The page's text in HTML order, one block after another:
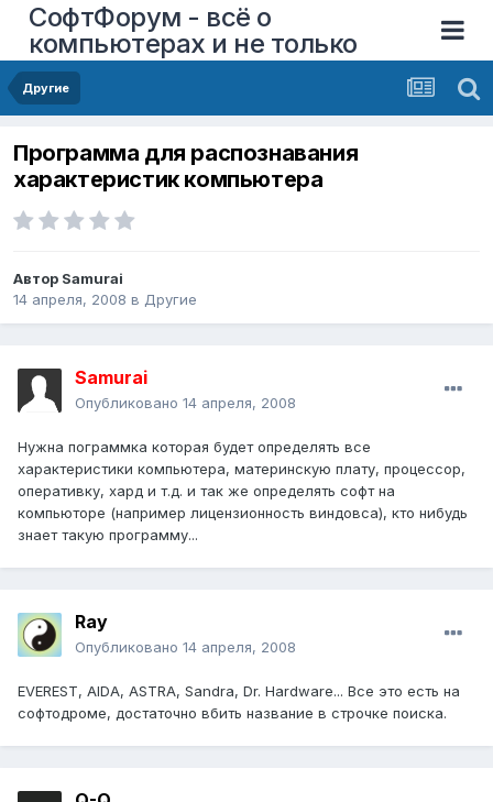
СофтФорум - всё о
компьютерах и не только
Другие
Программа для распознавания
характеристик компьютера
Автор Samurai
14 апреля, 2008 в Другие
Samurai
Опубликовано 14 апреля, 2008
Нужна пограммка которая будет определять все
характеристики компьютера, материнскую плату, процессор,
оперативку, хард и т.д. и так же определять софт на
компьюторе (например лицензионность виндовса), кто нибудь
знает такую программу...
Ray
Опубликовано 14 апреля, 2008
EVEREST, AIDA, ASTRA, Sandra, Dr. Hardware... Все это есть на
софтодроме, достаточно вбить название в строчке поиска.